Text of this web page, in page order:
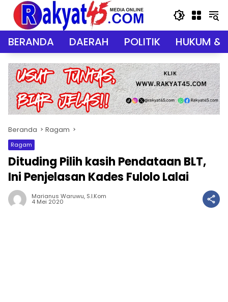
Langsung
konten
BERANDA DAERAH POLITIK HUKUM &
Beranda Ragam
Ragam
Dituding Pilih kasih Pendataan BLT,
Ini Penjelasan Kades Fulolo Lalai
Marianus Waruwu, S.I.Kom
4 Mei 2020